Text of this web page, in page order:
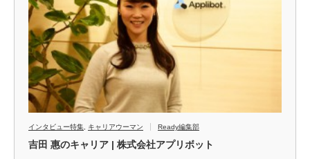
インタビュー特集 キャリアウーマン Ready編集部
吉田 惠のキャリア | 株式会社アプリボット